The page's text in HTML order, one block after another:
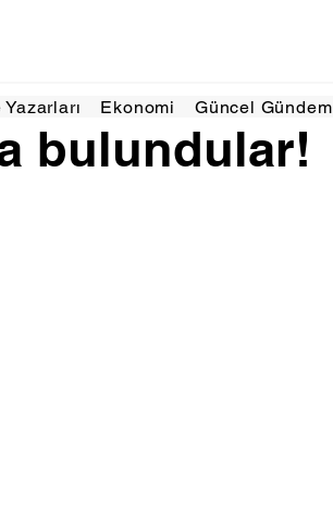
Yazarları Ekonomi Güncel Gündem
bulundular!